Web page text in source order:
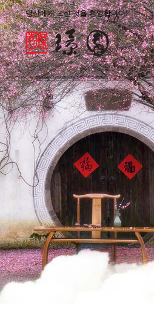
당신에게 오신 것을 환영합니다!